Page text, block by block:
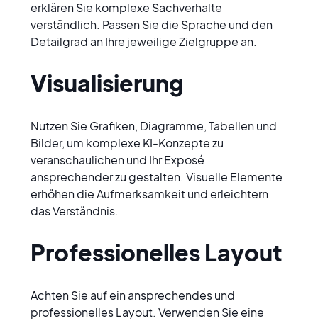
erklären Sie komplexe Sachverhalte
verständlich. Passen Sie die Sprache und den
Detailgrad an Ihre jeweilige Zielgruppe an.
Visualisierung
Nutzen Sie Grafiken, Diagramme, Tabellen und
Bilder, um komplexe KI-Konzepte zu
veranschaulichen und Ihr Exposé
ansprechender zu gestalten. Visuelle Elemente
erhöhen die Aufmerksamkeit und erleichtern
das Verständnis.
Professionelles Layout
Achten Sie auf ein ansprechendes und
professionelles Layout. Verwenden Sie eine